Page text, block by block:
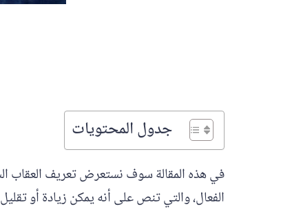
جدول المحتويات
في هذه المقالة سوف نستعرض تعريف العقاب
الفعال، والتي تنص على أنه يمكن زيادة أو